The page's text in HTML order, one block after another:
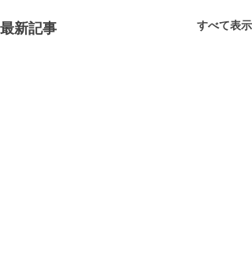
最新記事 すべて表示